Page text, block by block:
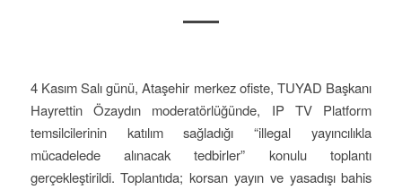
4 Kasım Salı günü, Ataşehir merkez ofiste, TUYAD Başkanı
Hayrettin Özaydın moderatörlüğünde, IP TV Platform
temsilcilerinin katılım sağladığı “illegal yayıncılıkla
mücadelede alınacak tedbirler” konulu toplantı
gerçekleştirildi. Toplantıda; korsan yayın ve yasadışı bahis